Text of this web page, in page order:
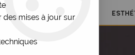
MOBILIER
mises à jour sur